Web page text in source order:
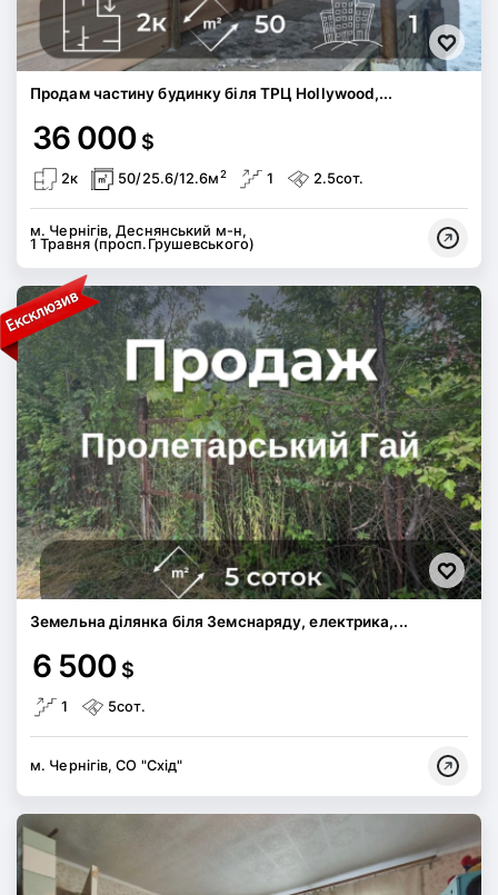
Продам частину будинку біля ТРЦ Hollywood,...
36 000 $
2к 50/25.6/12.6м2 1 2.5сот.
м. Чернігів, Деснянський м-н,
1 Травня (просп.Грушевського)
Земельна ділянка біля Земснаряду, електрика,...
6 500 $
1 5сот.
м. Чернігів, СО "Схід"